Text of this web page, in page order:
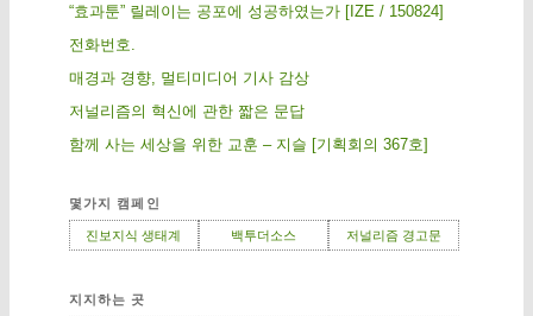
“효과툰” 릴레이는 공포에 성공하였는가 [IZE / 150824]
전화번호.
매경과 경향, 멀티미디어 기사 감상
저널리즘의 혁신에 관한 짧은 문답
함께 사는 세상을 위한 교훈 – 지슬 [기획회의 367호]
몇가지 캠페인
진보지식 생태계 백투더소스 저널리즘 경고문
지지하는 곳